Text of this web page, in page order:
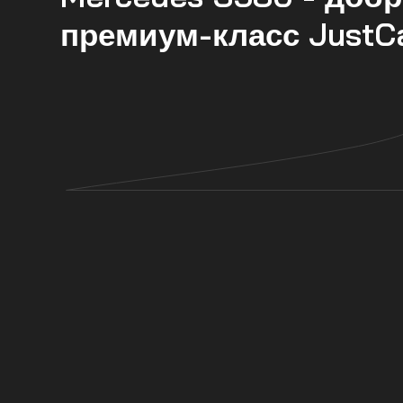
премиум-класс